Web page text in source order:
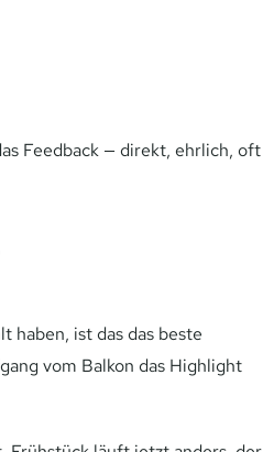
Feedback — direkt, ehrlich, oft
haben, ist das das beste
vom Balkon das Highlight